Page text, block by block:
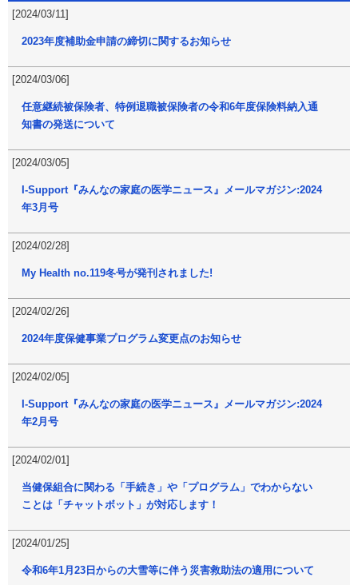
[2024/03/11]
2023年度補助金申請の締切に関するお知らせ
[2024/03/06]
任意継続被保険者、特例退職被保険者の令和6年度保険料納入通
知書の発送について
[2024/03/05]
I-Support『みんなの家庭の医学ニュース』メールマガジン:2024
年3月号
[2024/02/28]
My Health no.119冬号が発刊されました!
[2024/02/26]
2024年度保健事業プログラム変更点のお知らせ
[2024/02/05]
I-Support『みんなの家庭の医学ニュース』メールマガジン:2024
年2月号
[2024/02/01]
当健保組合に関わる「手続き」や「プログラム」でわからない
ことは「チャットボット」が対応します！
[2024/01/25]
令和6年1月23日からの大雪等に伴う災害救助法の適用について